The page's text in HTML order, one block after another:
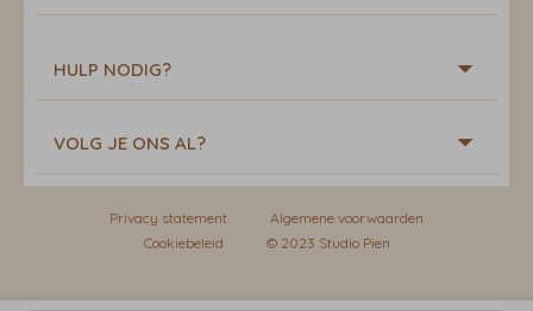
HULP NODIG?
VOLG JE ONS AL?
Privacy statement
Algemene voorwaarden
Cookiebeleid
© 2023 Studio Pien